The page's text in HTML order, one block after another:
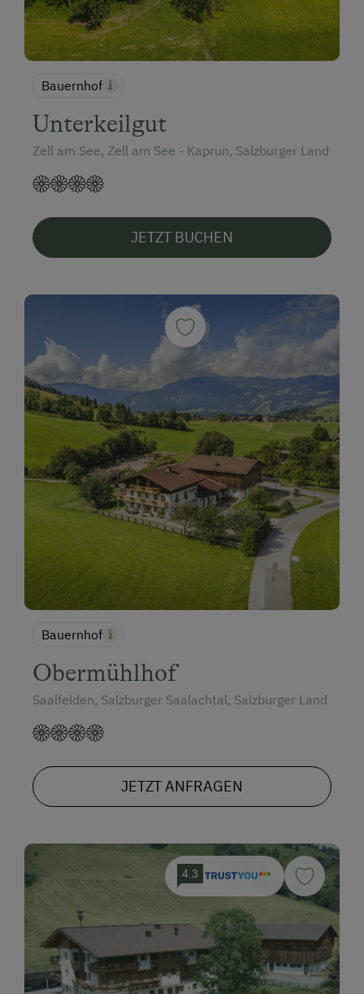
Bauernhof
Unterkeilgut
Zell am See, Zell am See - Kaprun, Salzburger Land
JETZT BUCHEN
Bauernhof
Obermühlhof
Saalfelden, Salzburger Saalachtal, Salzburger Land
JETZT ANFRAGEN
4.3